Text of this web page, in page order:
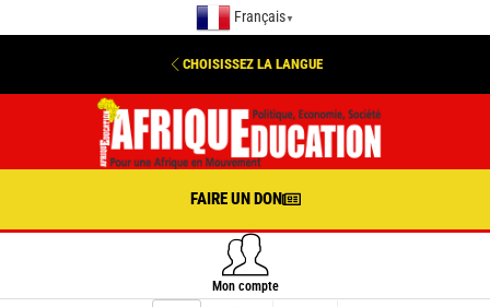
Français ▼
CHOISISSEZ LA LANGUE
FAIRE UN DON
Mon compte